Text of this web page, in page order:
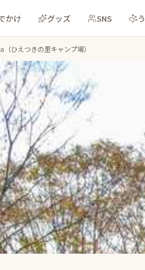
かけ グッズ SNS
（ひえつきの里キャンプ場）